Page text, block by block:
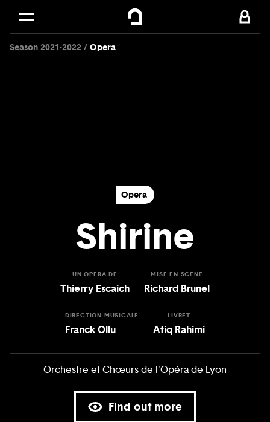
Skip to
Season 2021-2022 Opera
Opera
Shirine
UN OPÉRA DE
Thierry Escaich
MISE EN SCÈNE
Richard Brunel
DIRECTION MUSICALE
Franck Ollu
LIVRET
Atiq Rahimi
Orchestre et Chœurs de l'Opéra de Lyon
Find out more